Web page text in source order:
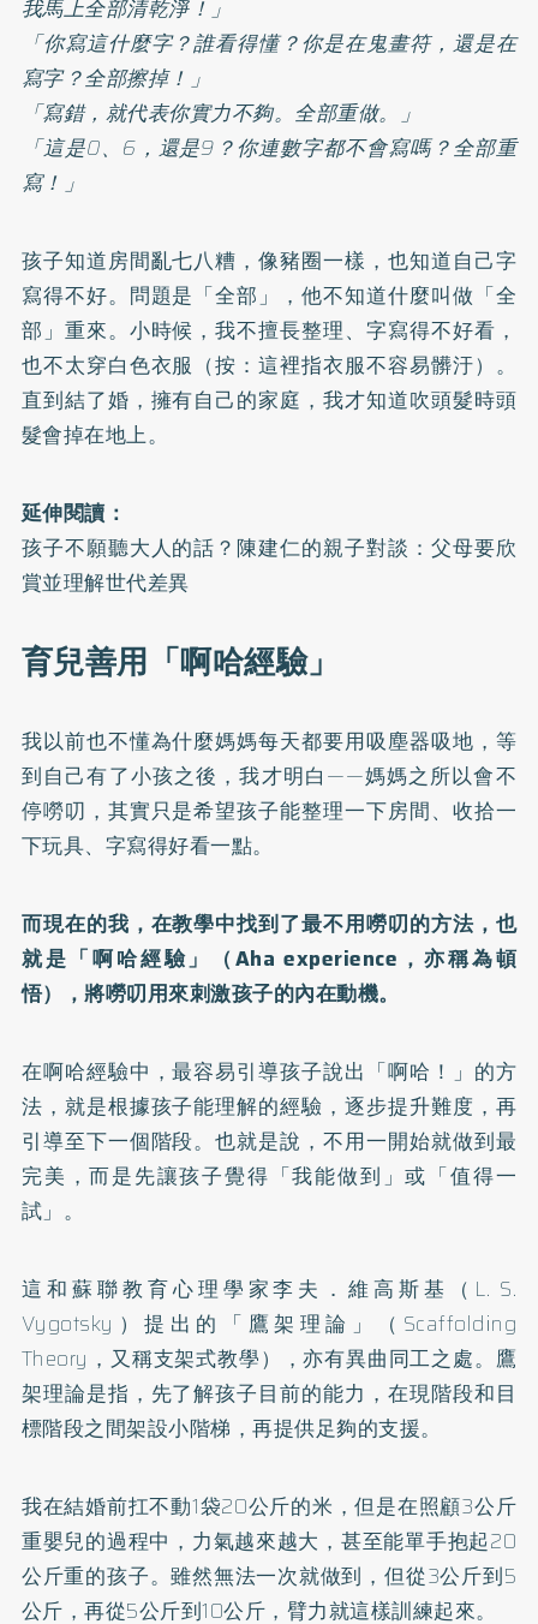
我馬上全部清乾淨！」
「你寫這什麼字？誰看得懂？你是在鬼畫符，還是在
寫字？全部擦掉！」
「寫錯，就代表你實力不夠。全部重做。」
「這是0、6，還是9？你連數字都不會寫嗎？全部重
寫！」
孩子知道房間亂七八糟，像豬圈一樣，也知道自己字
寫得不好。問題是「全部」，他不知道什麼叫做「全
部」重來。小時候，我不擅長整理、字寫得不好看，
也不太穿白色衣服（按：這裡指衣服不容易髒汙）。
直到結了婚，擁有自己的家庭，我才知道吹頭髮時頭
髮會掉在地上。
延伸閱讀：
孩子不願聽大人的話？陳建仁的親子對談：父母要欣
賞並理解世代差異
育兒善用「啊哈經驗」
我以前也不懂為什麼媽媽每天都要用吸塵器吸地，等
到自己有了小孩之後，我才明白——媽媽之所以會不
停嘮叨，其實只是希望孩子能整理一下房間、收拾一
下玩具、字寫得好看一點。
而現在的我，在教學中找到了最不用嘮叨的方法，也
就是「啊哈經驗」（Aha experience，亦稱為頓
悟），將嘮叨用來刺激孩子的內在動機。
在啊哈經驗中，最容易引導孩子說出「啊哈！」的方
法，就是根據孩子能理解的經驗，逐步提升難度，再
引導至下一個階段。也就是說，不用一開始就做到最
完美，而是先讓孩子覺得「我能做到」或「值得一
試」。
這和蘇聯教育心理學家李夫．維高斯基（L. S.
Vygotsky）提出的「鷹架理論」（Scaffolding
Theory，又稱支架式教學），亦有異曲同工之處。鷹
架理論是指，先了解孩子目前的能力，在現階段和目
標階段之間架設小階梯，再提供足夠的支援。
我在結婚前扛不動1袋20公斤的米，但是在照顧3公斤
重嬰兒的過程中，力氣越來越大，甚至能單手抱起20
公斤重的孩子。雖然無法一次就做到，但從3公斤到5
公斤，再從5公斤到10公斤，臂力就這樣訓練起來。